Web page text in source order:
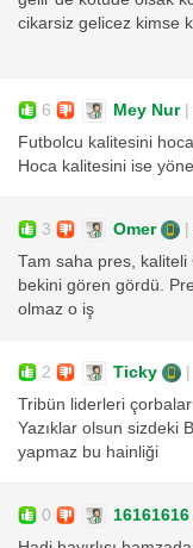
cikarsiz gelicez kimse
6 Mey Nur|
Futbolcu kalitesini
Hoca kalitesini ise
3 Omer
Tam saha pres,
bekini gören gördü.
olmaz o iş
2 Ticky
Tribün liderleri
Yazıklar olsun sizdeki
yapmaz bu hainliği
0 16161616